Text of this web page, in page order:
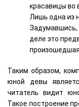
красавицы во
Лишь одна из
Задумавшись,
деле это
Таким образом,
юной девы
читатель видит
Такое построение